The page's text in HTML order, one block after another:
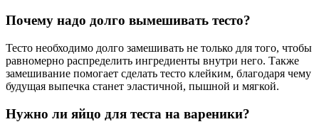
Почему надо долго вымешивать тесто?
Тесто необходимо долго замешивать не только для того, чтобы
равномерно распределить ингредиенты внутри него. Также
замешивание помогает сделать тесто клейким, благодаря чему
будущая выпечка станет эластичной, пышной и мягкой.
Нужно ли яйцо для теста на вареники?